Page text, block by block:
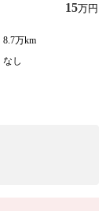
15万円
8.7万km
なし